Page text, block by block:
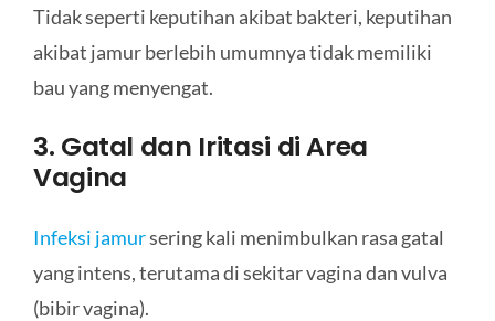
Tidak seperti keputihan akibat bakteri, keputihan
akibat jamur berlebih umumnya tidak memiliki
bau yang menyengat.
3. Gatal dan Iritasi di Area
Vagina
Infeksi jamursering kali menimbulkan rasa gatal
yang intens, terutama di sekitar vagina dan vulva
(bibir vagina).